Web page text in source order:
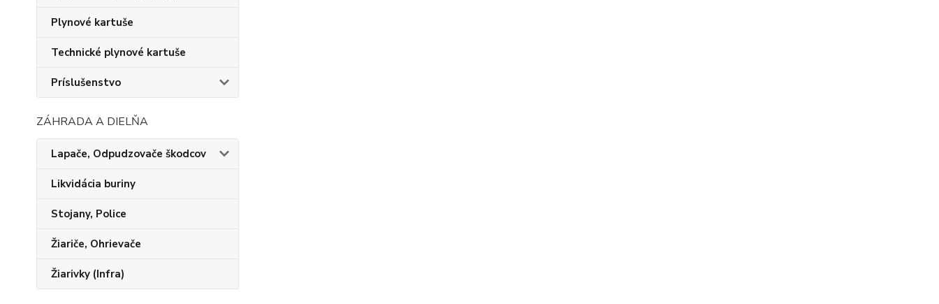
Plynové kartuše
Technické plynové kartuše
Príslušenstvo
ZÁHRADA A DIELŇA
Lapače, Odpudzovače škodcov
Likvidácia buriny
Stojany, Police
Žiariče, Ohrievače
Žiarivky (Infra)